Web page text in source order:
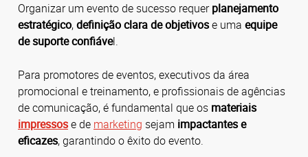
Organizar um evento de sucesso requerplanejamento
estratégico,definição clara de objetivose uma equipe
de suporte confiável.
Para promotores de eventos, executivos da área
promocional e treinamento, e profissionais de agências
de comunicação, é fundamental que os materiais
impressose de marketing sejam impactantes e
eficazes, garantindo o êxito do evento.